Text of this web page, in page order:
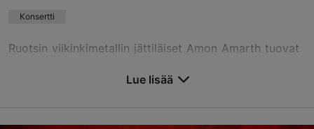
Konsertti
Ruotsin viikinkimetallin jättiläiset Amon Amarth tuovat
myös Tallinnaan, tuoden Unibet Arenan Black Boxin
Tallenna suosikkeihin
Lue lisää